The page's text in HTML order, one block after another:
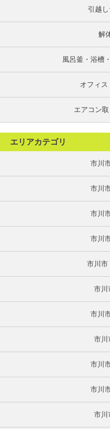
引越
解
風呂釜・浴槽
オフィス
エアコン
エリアカテゴリ
市川
市川
市川
市川
市川市
市川
市川
市川
市川
市川
市川